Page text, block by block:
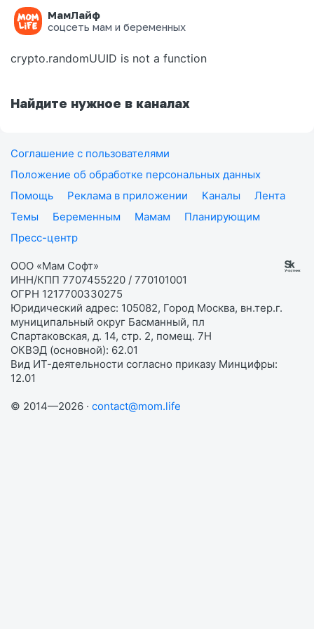
МамЛайф
соцсеть мам и беременных
Ошибка на странице
crypto.randomUUID is not a function
Найдите нужное в каналах
Соглашение с пользователями
Положение об обработке персональных данных
Помощь
Реклама в приложении Каналы
Лента
Темы
Беременным Мамам
Планирующим
Пресс-центр
ООО «Мам Софт»
ИНН/КПП 7707455220 / 770101001
ОГРН 1217700330275
Юридический адрес: 105082, Город Москва, вн.тер.г.
муниципальный округ Басманный, пл
Спартаковская, д. 14, стр. 2, помещ. 7Н
ОКВЭД (основной): 62.01
Вид ИТ-деятельности согласно приказу Минцифры:
12.01
© 2014—2026 · contact@mom.life